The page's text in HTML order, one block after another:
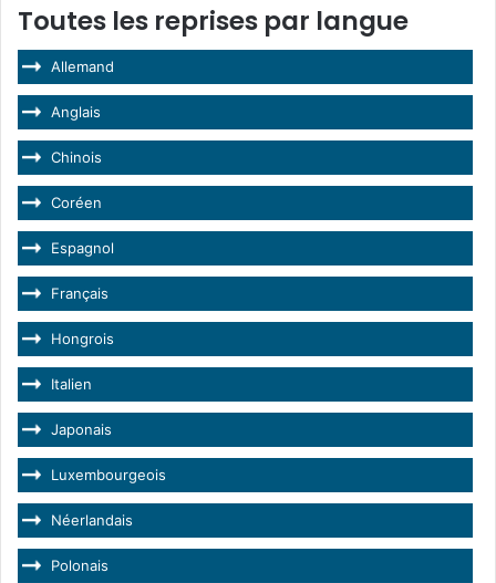
Toutes les reprises par langue
Allemand
Anglais
Chinois
Coréen
Espagnol
Français
Hongrois
Italien
Japonais
Luxembourgeois
Néerlandais
Polonais